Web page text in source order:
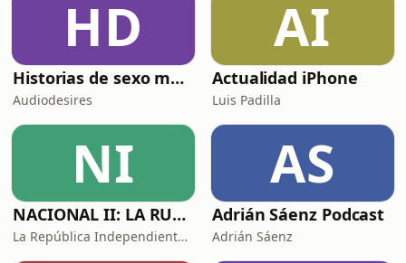
HD
Historias de sexo muy intensas y calientes
Audiodesires
AI
Actualidad iPhone
Luis Padilla
NI
NACIONAL II: LA RUTA DEL EXILIO
La República Independiente de la Radio
AS
Adrián Sáenz Podcast
Adrián Sáenz